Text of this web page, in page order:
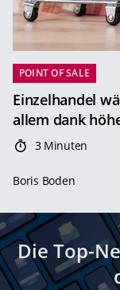
POINT OF SALE
Einzelhandel
allem dank
3 Minuten
Boris Boden
Die Top-